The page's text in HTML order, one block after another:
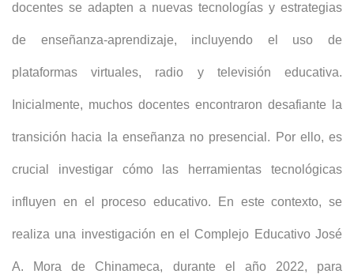
docentes se adapten a nuevas tecnologías y estrategias
de enseñanza-aprendizaje, incluyendo el uso de
plataformas virtuales, radio y televisión educativa.
Inicialmente, muchos docentes encontraron desafiante la
transición hacia la enseñanza no presencial. Por ello, es
crucial investigar cómo las herramientas tecnológicas
influyen en el proceso educativo. En este contexto, se
realiza una investigación en el Complejo Educativo José
A. Mora de Chinameca, durante el año 2022, para